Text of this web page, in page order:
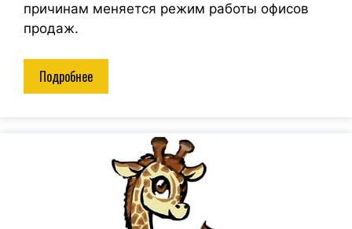
причинам меняется режим работы офисов
продаж.
Подробнее